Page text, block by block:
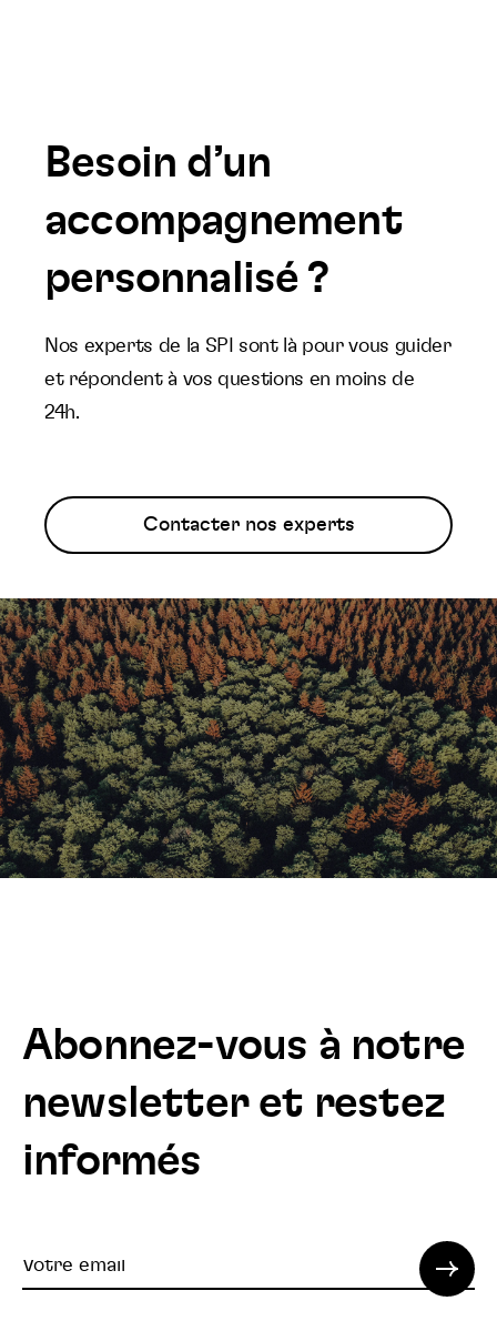
Besoin d’un
accompagnement
personnalisé ?
Nos experts de la SPI sont là pour vous guider
et répondent à vos questions en moins de
24h.
Contacter nos experts
Abonnez-vous à notre
newsletter et restez
informés
Votre